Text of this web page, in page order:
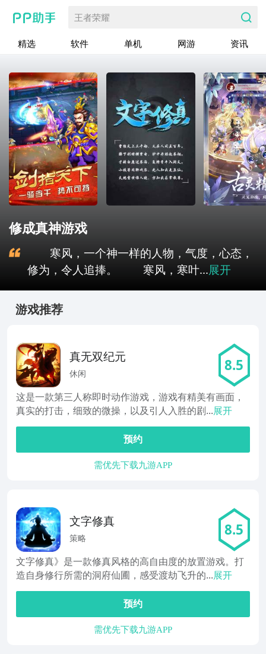
王者荣耀
精选 软件 单机 网游 资讯
修成真神游戏
寒风，一个神一样的人物，气度，心态，
修为，令人追捧。 寒风，寒叶...展开
游戏推荐
真无双纪元
休闲 8.5
这是一款第三人称即时动作游戏，游戏有精美有画面，
真实的打击，细致的微操，以及引人入胜的剧...展开
预约
需优先下载九游APP
文字修真
策略 8.5
文字修真》是一款修真风格的高自由度的放置游戏。打
造自身修行所需的洞府仙圃，感受渡劫飞升的...展开
预约
需优先下载九游APP